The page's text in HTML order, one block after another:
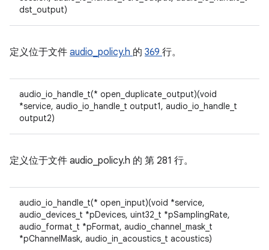
dst_output)
定义位于文件 audio_policy.h 的 369 行。
audio_io_handle_t(* open_duplicate_output)(void
*service, audio_io_handle_t output1, audio_io_handle_t
output2)
定义位于文件 audio_policy.h 的 第 281 行。
audio_io_handle_t(* open_input)(void *service,
audio_devices_t *pDevices, uint32_t *pSamplingRate,
audio_format_t *pFormat, audio_channel_mask_t
*pChannelMask, audio_in_acoustics_t acoustics)